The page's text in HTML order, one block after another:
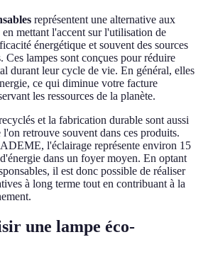
représentent une alternative aux
mettant l'accent sur l'utilisation de
énergétique et souvent des sources
Ces lampes sont conçues pour réduire
durant leur cycle de vie. En général, elles
ce qui diminue votre facture
les ressources de la planète.
et la fabrication durable sont aussi
l'on retrouve souvent dans ces produits.
l'éclairage représente environ 15
dans un foyer moyen. En optant
il est donc possible de réaliser
à long terme tout en contribuant à la
une lampe éco-